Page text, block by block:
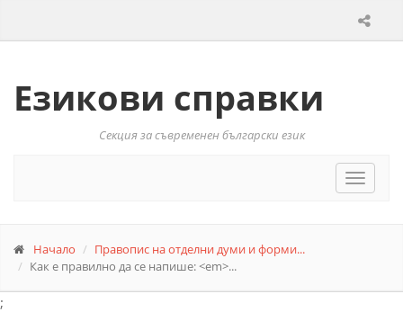
Езикови справки
Секция за съвременен български език
Toggle
Начало
Правопис на отделни думи и форми...
Как е правилно да се напише: <em>...
;